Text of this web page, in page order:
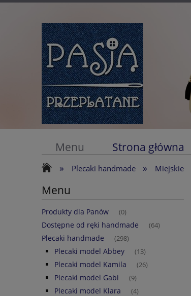
Menu Strona główna
» Plecaki handmade » Miejskie
Menu
Produkty dla Panów (0)
Dostępne od ręki handmade (64)
Plecaki handmade (298)
Plecaki model Abbey (13)
Plecaki model Kamila (26)
Plecaki model Gabi (9)
Plecaki model Klara (4)